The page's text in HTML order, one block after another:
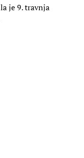
je 9. travnja